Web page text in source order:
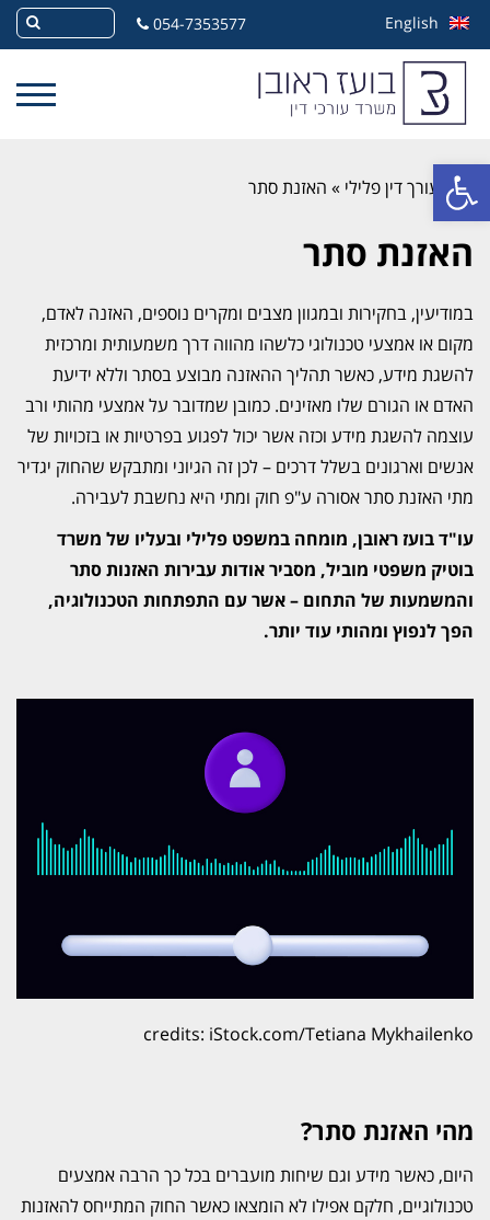
פתח סרגל נגישות
English
054-7353577
» עורך דין פלילי » האזנת סתר
האזנת סתר
במודיעין, בחקירות ובמגוון מצבים ומקרים נוספים, האזנה לאדם,
מקום או אמצעי טכנולוגי כלשהו מהווה דרך משמעותית ומרכזית
להשגת מידע, כאשר תהליך ההאזנה מבוצע בסתר וללא ידיעת
האדם או הגורם שלו מאזינים. כמובן שמדובר על אמצעי מהותי ורב
עוצמה להשגת מידע וכזה אשר יכול לפגוע בפרטיות או בזכויות של
אנשים וארגונים בשלל דרכים – לכן זה הגיוני ומתבקש שהחוק יגדיר
מתי האזנת סתר אסורה ע"פ חוק ומתי היא נחשבת לעבירה.
עו"ד בועז ראובן, מומחה במשפט פלילי ובעליו של משרד
בוטיק משפטי מוביל, מסביר אודות עבירות האזנות סתר
והמשמעות של התחום – אשר עם התפתחות הטכנולוגיה,
הפך לנפוץ ומהותי עוד יותר.
credits: iStock.com/Tetiana Mykhailenko
מהי האזנת סתר?
היום, כאשר מידע וגם שיחות מועברים בכל כך הרבה אמצעים
טכנולוגיים, חלקם אפילו לא הומצאו כאשר החוק המתייחס להאזנות